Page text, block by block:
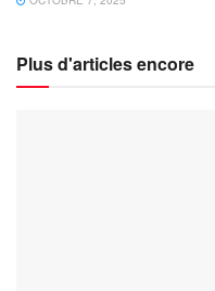
Plus d'articles encore